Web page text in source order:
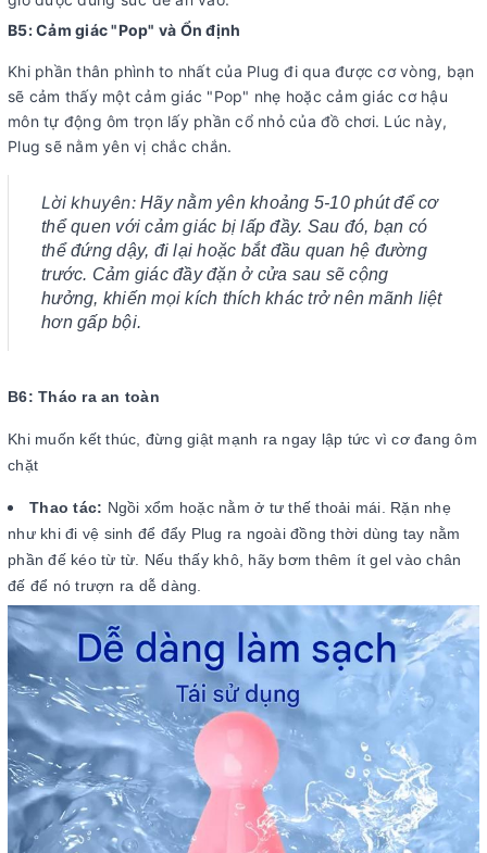
B5: Cảm giác "Pop" và Ổn định
Khi phần thân phình to nhất của Plug đi qua được cơ vòng, bạn
sẽ cảm thấy một cảm giác "Pop" nhẹ hoặc cảm giác cơ hậu
môn tự động ôm trọn lấy phần cổ nhỏ của đồ chơi. Lúc này,
Plug sẽ nằm yên vị chắc chắn.
Lời khuyên: Hãy nằm yên khoảng 5-10 phút để cơ
thể quen với cảm giác bị lấp đầy. Sau đó, bạn có
thể đứng dậy, đi lại hoặc bắt đầu quan hệ đường
trước. Cảm giác đầy đặn ở cửa sau sẽ cộng
hưởng, khiến mọi kích thích khác trở nên mãnh liệt
hơn gấp bội.
B6: Tháo ra an toàn
Khi muốn kết thúc, đừng giật mạnh ra ngay lập tức vì cơ đang ôm
chặt
Thao tác: Ngồi xổm hoặc nằm ở tư thế thoải mái. Rặn nhẹ
như khi đi vệ sinh để đẩy Plug ra ngoài đồng thời dùng tay nằm
phần đế kéo từ từ. Nếu thấy khô, hãy bơm thêm ít gel vào chân
đế để nó trượn ra dễ dàng.